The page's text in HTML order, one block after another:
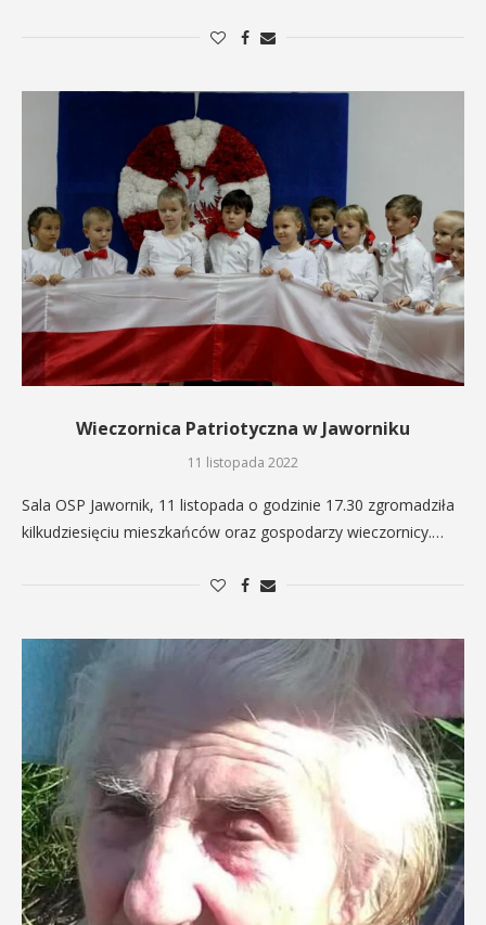
Wieczornica Patriotyczna w Jaworniku
11 listopada 2022
Sala OSP Jawornik, 11 listopada o godzinie 17.30 zgromadziła
kilkudziesięciu mieszkańców oraz gospodarzy wieczornicy.…